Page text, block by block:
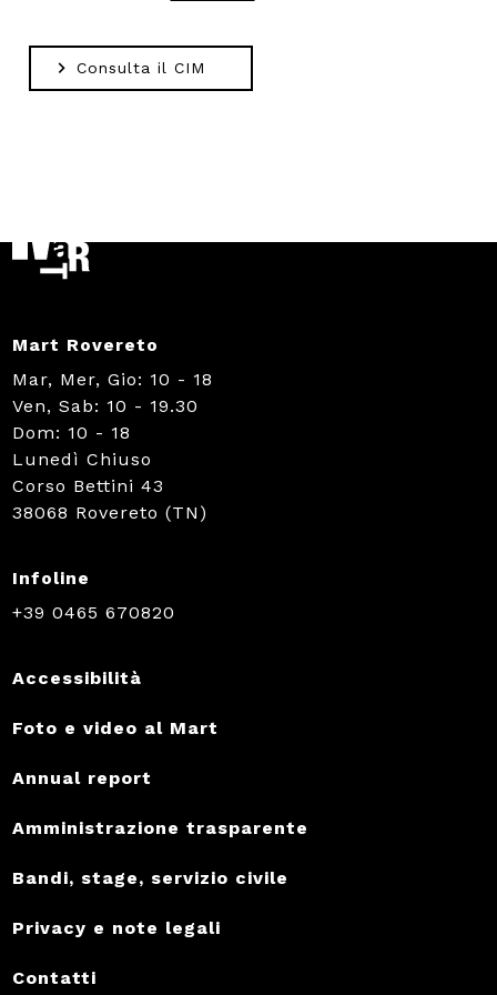
Consulta il CIM
Mart Rovereto
Mar, Mer, Gio: 10 - 18
Ven, Sab: 10 - 19.30
Dom: 10 - 18
Lunedì Chiuso
Corso Bettini 43
38068 Rovereto (TN)
Infoline
+39 0465 670820
Accessibilità
Foto e video al Mart
Annual report
Amministrazione trasparente
Bandi, stage, servizio civile
Privacy e note legali
Contatti